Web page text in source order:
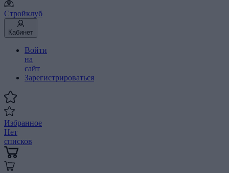
Стройклуб
Кабинет
Войти
на
сайт
Зарегистрироваться
Избранное
Нет
списков